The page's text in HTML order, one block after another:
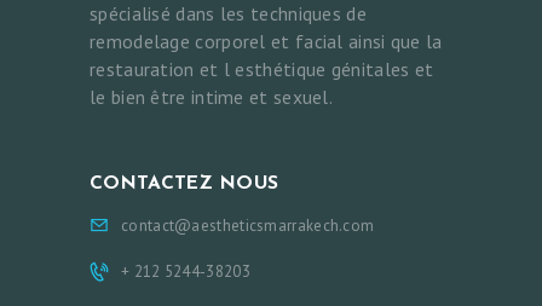
spécialisé dans les techniques de
remodelage corporel et facial ainsi que la
restauration et l esthétique génitales et
le bien être intime et sexuel.
CONTACTEZ NOUS
contact@aestheticsmarrakech.com
+ 212 5244-38203